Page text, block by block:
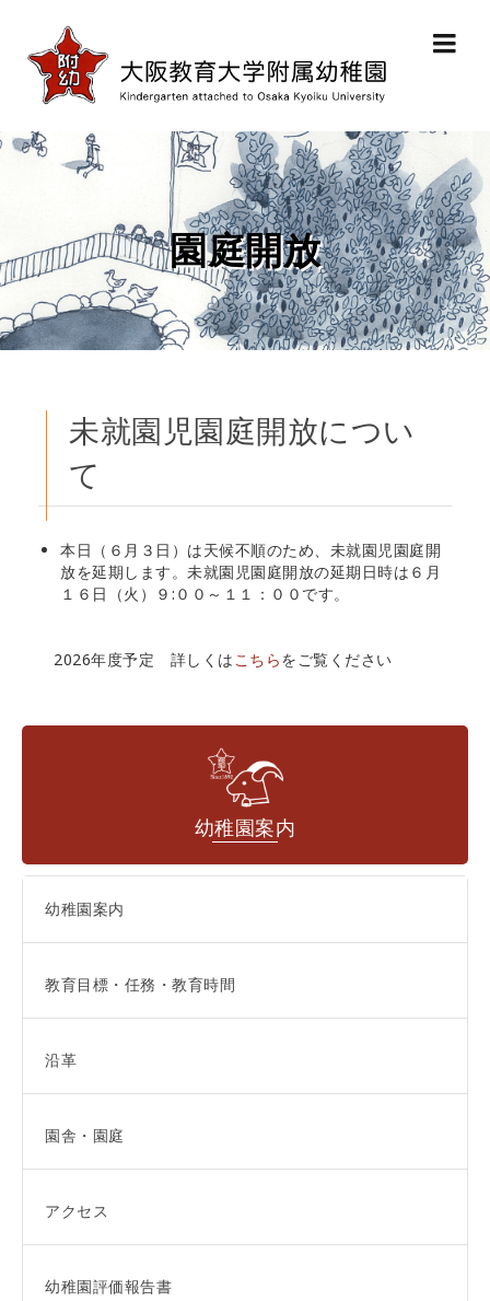
園庭開放
未就園児園庭開放につい
て
本日（６月３日）は天候不順のため、未就園児園庭開
放を延期します。未就園児園庭開放の延期日時は６月
１６日（火）９:００～１１：００です。
2026年度予定 詳しくはこちらをご覧ください
幼稚園案内
幼稚園案内
教育目標・任務・教育時間
沿革
園舎・園庭
アクセス
幼稚園評価報告書